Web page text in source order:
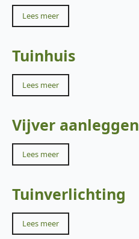
Lees meer
Tuinhuis
Lees meer
Vijver aanleggen
Lees meer
Tuinverlichting
Lees meer